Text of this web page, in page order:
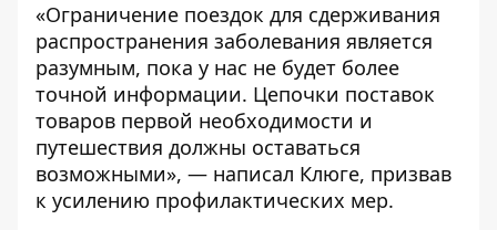
«Ограничение поездок для сдерживания
распространения заболевания является
разумным, пока у нас не будет более
точной информации. Цепочки поставок
товаров первой необходимости и
путешествия должны оставаться
возможными», — написал Клюге, призвав
к усилению профилактических мер.